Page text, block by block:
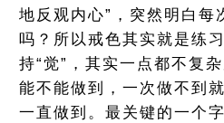
地反观内心”，突然明白每
吗？所以戒色其实就是练
持“觉”，其实一点都不复
能不能做到，一次做不到
一直做到。最关键的一个